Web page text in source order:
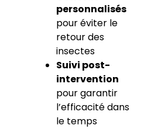
personnalisés
pour éviter le
retour des
insectes
Suivi post-
intervention
pour garantir
l’efficacité dans
le temps